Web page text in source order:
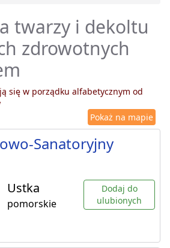
twarzy i dekoltu
zdrowotnych
się w porządku alfabetycznym od
Pokaż na mapie
Sanatoryjny
Ustka
pomorskie
Dodaj do
ulubionych